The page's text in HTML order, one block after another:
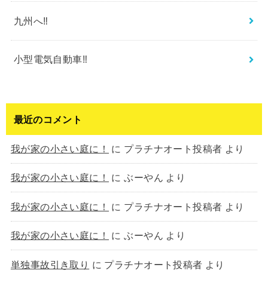
九州へ‼︎
小型電気自動車‼︎
最近のコメント
我が家の小さい庭に！ に プラチナオート投稿者 より
我が家の小さい庭に！ にぶーやん より
我が家の小さい庭に！ に プラチナオート投稿者 より
我が家の小さい庭に！ にぶーやん より
単独事故引き取り に プラチナオート投稿者 より